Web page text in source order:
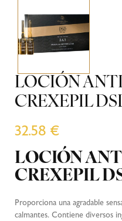
LOCIÓN
CREXEPIL
32.58 €
LOCIÓN
CREXEPIL
Proporciona una agradable
calmantes. Contiene diversos